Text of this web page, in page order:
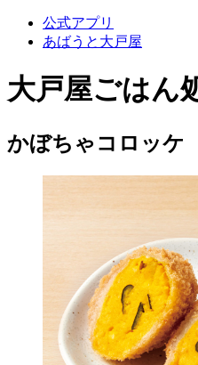
公式アプリ
あばうと大戸屋
大戸屋ごはん
かぼちゃコロッケ